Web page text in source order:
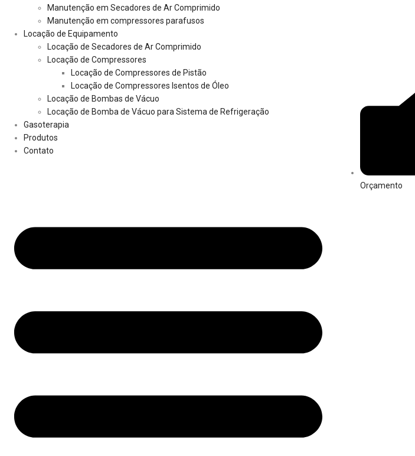
Manutenção em Secadores de Ar Comprimido
Manutenção em compressores parafusos
Locação de Equipamento
Locação de Secadores de Ar Comprimido
Locação de Compressores
Locação de Compressores de Pistão
Locação de Compressores Isentos de Óleo
Locação de Bombas de Vácuo
Locação de Bomba de Vácuo para Sistema de Refrigeração
Gasoterapia
Produtos
Contato
Orçamento